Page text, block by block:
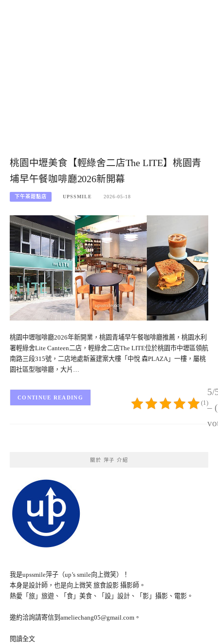
桃園中壢美食【輕綠舍二店The LITE】桃園青
埔早午餐咖啡廳2026新開幕
下午茶甜點店 UPSSMILE 2026-05-18
桃園中壢咖啡廳2026年新開業，桃園青埔早午餐咖啡廳推薦，桃園水利
署輕綠舍Lite Canteen二店，輕綠舍二店The LITE位於桃園市中壢區領航
南路三段315號，二店地處新蓋建案大樓「中悅 森PLAZA」一樓，屬桃
園社區型咖啡廳，大片…
5/
–
(1)
CONTINUE READING
關於 萍子 介紹
我是upssmile萍子（up’s smile向上微笑）！
本身是設計師，也是向上微笑 旅食設影 攝影師。
熱愛「旅」旅遊、「食」美食、「設」設計、「影」攝影、電影。
邀約洽詢請寄信到ameliechang05@gmail.com。
閱讀全文